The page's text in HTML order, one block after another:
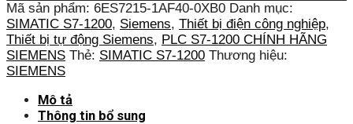
Mã sản phẩm: 6ES7215-1AF40-0XB0 Danh mục:
SIMATIC S7-1200, Siemens, Thiết bị điện công nghiệp,
Thiết bị tự động Siemens, PLC S7-1200 CHÍNH HÃNG
SIEMENS Thẻ: SIMATIC S7-1200 Thương hiệu:
SIEMENS
Mô tả
Thông tin bổ sung